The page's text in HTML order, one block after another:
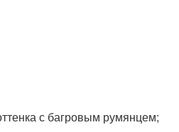
с багровым румянцем;